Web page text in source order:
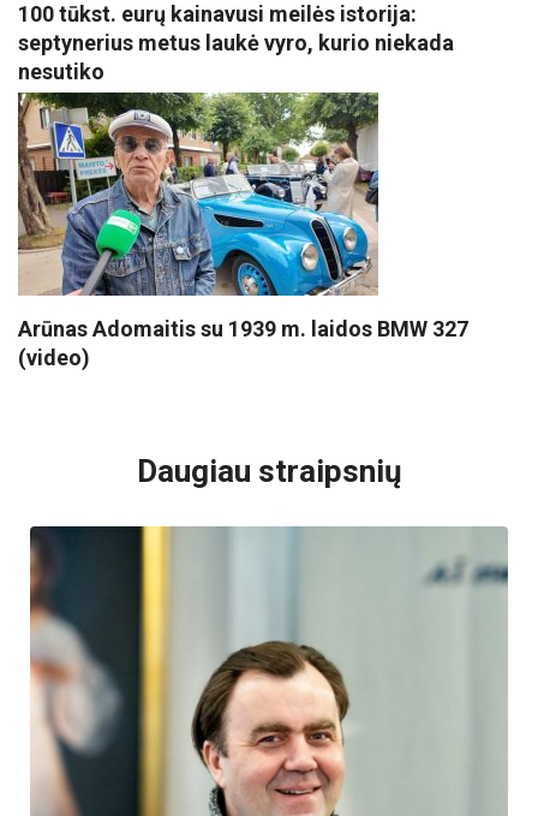
100 tūkst. eurų kainavusi meilės istorija:
septynerius metus laukė vyro, kurio niekada
nesutiko
Arūnas Adomaitis su 1939 m. laidos BMW 327
(video)
Daugiau straipsnių